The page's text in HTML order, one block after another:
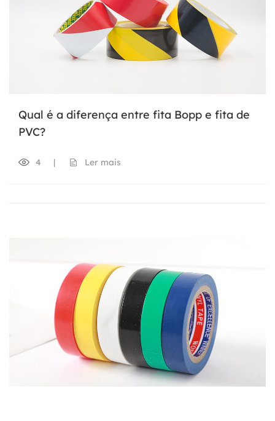
Qual é a diferença entre fita Bopp e fita de
PVC?
4 | Ler mais